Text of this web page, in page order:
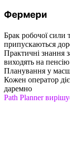
Фермери
Брак робочої сили
припускаються
Практичні знання
виходять на пенсію
Планування у
Кожен оператор
даремно
Path Planner